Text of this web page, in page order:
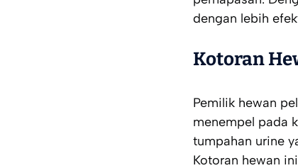
dengan lebih
Kotoran
Pemilik hewan
menempel pada
tumpahan urine
Kotoran hewan